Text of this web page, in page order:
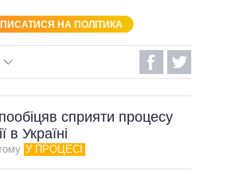
І ОФІС
ВІДЕО
ПОЛІТИКІВ
НА ПОЛІТИКА
НЕВИКОНАНІ ОБІЦЯНКИ
ОБІЦЯНКИ У ПРОЦЕСІ
сприяти процесу
в Україні
У ПРОЦЕСІ